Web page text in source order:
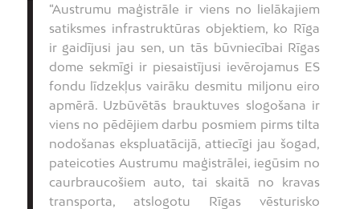
“Austrumu maģistrāle ir viens no lielākajiem
satiksmes infrastruktūras objektiem, ko Rīga
ir gaidījusi jau sen, un tās būvniecībai Rīgas
dome sekmīgi ir piesaistījusi ievērojamus ES
fondu līdzekļus vairāku desmitu miljonu eiro
apmērā. Uzbūvētās brauktuves slogošana ir
viens no pēdējiem darbu posmiem pirms tilta
nodošanas ekspluatācijā, attiecīgi jau šogad,
pateicoties Austrumu maģistrālei, iegūsim no
caurbraucošiem auto, tai skaitā no kravas
transporta, atslogotu Rīgas vēsturisko